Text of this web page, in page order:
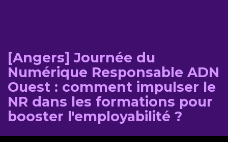
[Angers] Journée du
Numérique Responsable ADN
Ouest : comment impulser le
NR dans les formations pour
booster l'employabilité ?